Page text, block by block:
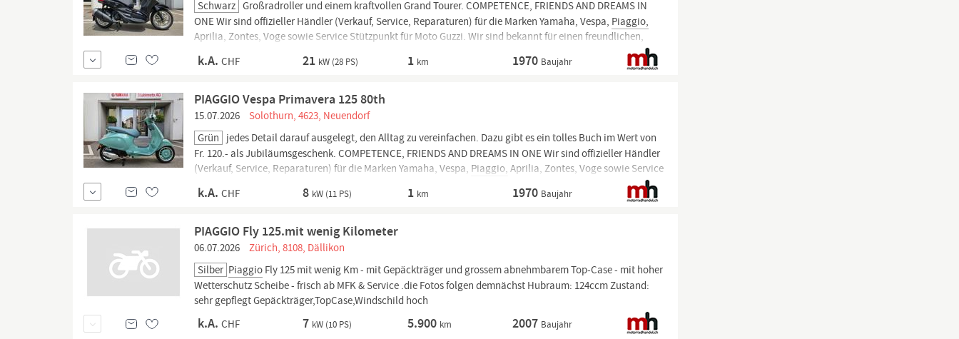
k.A. CHF 21 kW (28 PS) 1 km 1970 Baujahr
Schwarz Großradroller und einem kraftvollen Grand Tourer. COMPETENCE, FRIENDS AND DREAMS IN
ONE Wir sind offizieller Händler (Verkauf, Service, Reparaturen) für die Marken Yamaha, Vespa, Piaggio,
Aprilia, Zontes, Voge sowie Service Stützpunkt für Moto Guzzi. Wir sind bekannt für einen freundlichen,
PIAGGIO Vespa Primavera 125 80th
15.07.2026 Solothurn, 4623, Neuendorf
k.A. CHF 8 kW (11 PS) 1 km 1970 Baujahr
Grün jedes Detail darauf ausgelegt, den Alltag zu vereinfachen. Dazu gibt es ein tolles Buch im Wert von
Fr. 120.- als Jubiläumsgeschenk. COMPETENCE, FRIENDS AND DREAMS IN ONE Wir sind offizieller Händler
(Verkauf, Service, Reparaturen) für die Marken Yamaha, Vespa, Piaggio, Aprilia, Zontes, Voge sowie Service
PIAGGIO Fly 125.mit wenig Kilometer
06.07.2026 Zürich, 8108, Dällikon
k.A. CHF 7 kW (10 PS) 5.900 km 2007 Baujahr
Silber Piaggio Fly 125 mit wenig Km - mit Gepäckträger und grossem abnehmbarem Top-Case - mit hoher
Wetterschutz Scheibe - frisch ab MFK & Service .die Fotos folgen demnächst Hubraum: 124ccm Zustand:
sehr gepflegt Gepäckträger,TopCase,Windschild hoch